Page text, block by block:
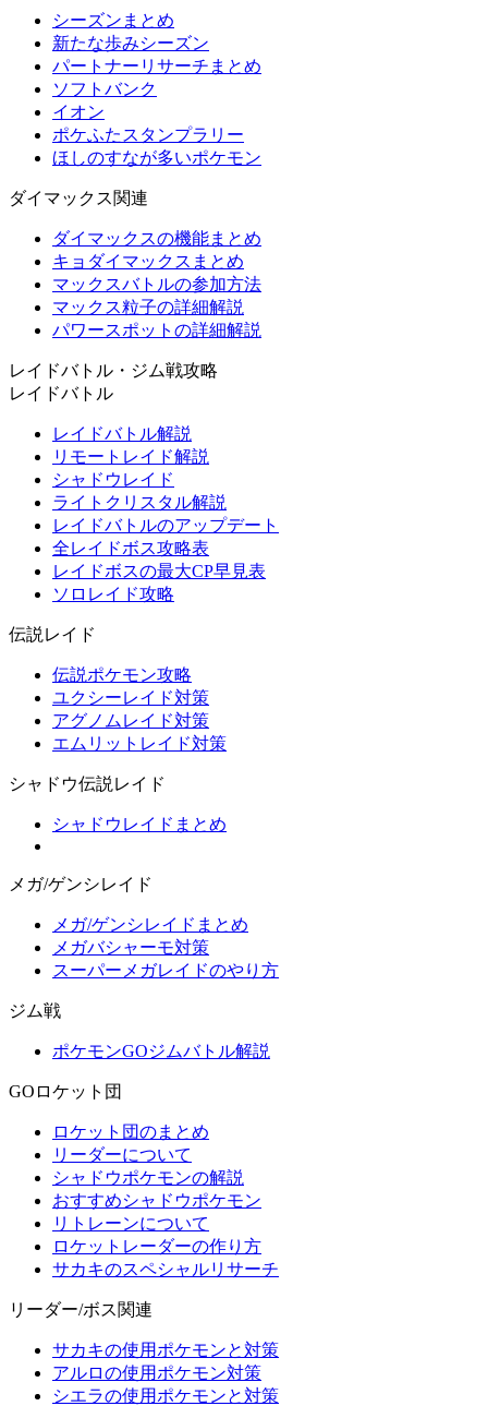
シーズンまとめ
新たな歩みシーズン
パートナーリサーチまとめ
ソフトバンク
イオン
ポケふたスタンプラリー
ほしのすなが多いポケモン
ダイマックス関連
ダイマックスの機能まとめ
キョダイマックスまとめ
マックスバトルの参加方法
マックス粒子の詳細解説
パワースポットの詳細解説
レイドバトル・ジム戦攻略
レイドバトル
レイドバトル解説
リモートレイド解説
シャドウレイド
ライトクリスタル解説
レイドバトルのアップデート
全レイドボス攻略表
レイドボスの最大CP早見表
ソロレイド攻略
伝説レイド
伝説ポケモン攻略
ユクシーレイド対策
アグノムレイド対策
エムリットレイド対策
シャドウ伝説レイド
シャドウレイドまとめ
メガ/ゲンシレイド
メガ/ゲンシレイドまとめ
メガバシャーモ対策
スーパーメガレイドのやり方
ジム戦
ポケモンGOジムバトル解説
GOロケット団
ロケット団のまとめ
リーダーについて
シャドウポケモンの解説
おすすめシャドウポケモン
リトレーンについて
ロケットレーダーの作り方
サカキのスペシャルリサーチ
リーダー/ボス関連
サカキの使用ポケモンと対策
アルロの使用ポケモン対策
シエラの使用ポケモンと対策